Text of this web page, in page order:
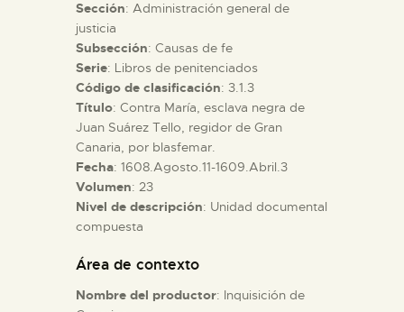
PREPARAR LA VISITA
ACTIVIDADES
█
EL MUSEO
COLECCIONES
Sección: Administración general de
justicia
Subsección: Causas de fe
Serie: Libros de penitenciados
Código de clasificación: 3.1.3
Título: Contra María, esclava negra de
Juan Suárez Tello, regidor de Gran
Canaria, por blasfemar.
Fecha: 1608.Agosto.11-1609.Abril.3
Volumen: 23
Nivel de descripción: Unidad documental
compuesta
Área de contexto
Nombre del productor: Inquisición de